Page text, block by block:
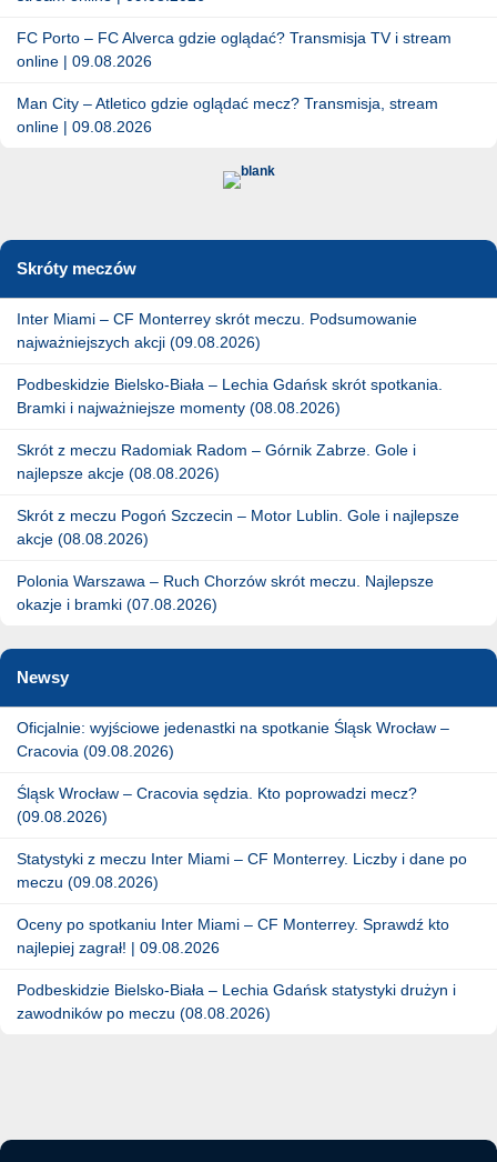
FC Porto – FC Alverca gdzie oglądać? Transmisja TV i stream
online | 09.08.2026
Man City – Atletico gdzie oglądać mecz? Transmisja, stream
online | 09.08.2026
Skróty meczów
Inter Miami – CF Monterrey skrót meczu. Podsumowanie
najważniejszych akcji (09.08.2026)
Podbeskidzie Bielsko-Biała – Lechia Gdańsk skrót spotkania.
Bramki i najważniejsze momenty (08.08.2026)
Skrót z meczu Radomiak Radom – Górnik Zabrze. Gole i
najlepsze akcje (08.08.2026)
Skrót z meczu Pogoń Szczecin – Motor Lublin. Gole i najlepsze
akcje (08.08.2026)
Polonia Warszawa – Ruch Chorzów skrót meczu. Najlepsze
okazje i bramki (07.08.2026)
Newsy
Oficjalnie: wyjściowe jedenastki na spotkanie Śląsk Wrocław –
Cracovia (09.08.2026)
Śląsk Wrocław – Cracovia sędzia. Kto poprowadzi mecz?
(09.08.2026)
Statystyki z meczu Inter Miami – CF Monterrey. Liczby i dane po
meczu (09.08.2026)
Oceny po spotkaniu Inter Miami – CF Monterrey. Sprawdź kto
najlepiej zagrał! | 09.08.2026
Podbeskidzie Bielsko-Biała – Lechia Gdańsk statystyki drużyn i
zawodników po meczu (08.08.2026)